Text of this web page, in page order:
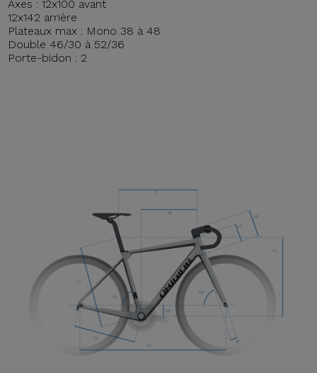
Axes : 12x100 avant
12x142 arrière
Plateaux max : Mono 38 à 48
Double 46/30 à 52/36
Porte-bidon : 2